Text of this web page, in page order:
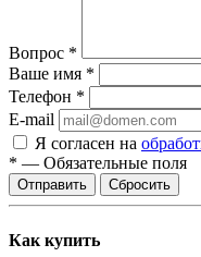
Вопрос *
Ваше имя *
Телефон *
E-mail
Я согласен на
* — Обязательные поля
Сбросить
Как купить